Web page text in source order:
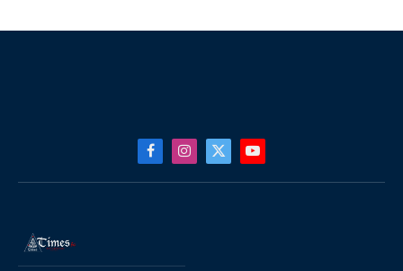
FacebookInstagram
X
YouTube